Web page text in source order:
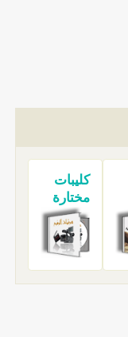
كليبات
مختارة